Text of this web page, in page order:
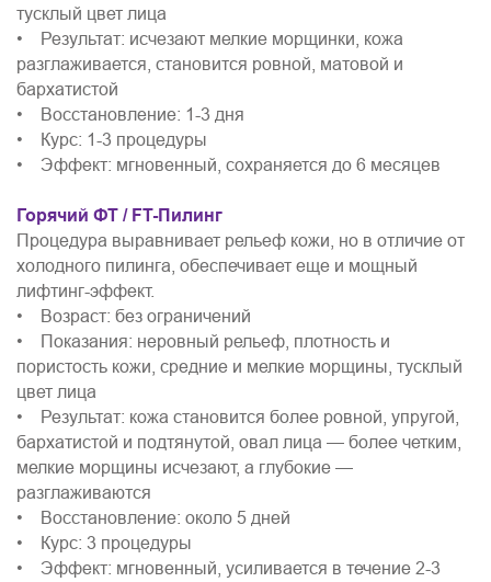
тусклый цвет лица
• Результат: исчезают мелкие морщинки, кожа
разглаживается, становится ровной, матовой и
бархатистой
• Восстановление: 1-3 дня
• Курс: 1-3 процедуры
• Эффект: мгновенный, сохраняется до 6 месяцев
Горячий ФТ / FT-Пилинг
Процедура выравнивает рельеф кожи, но в отличие от
холодного пилинга, обеспечивает еще и мощный
лифтинг-эффект.
• Возраст: без ограничений
• Показания: неровный рельеф, плотность и
пористость кожи, средние и мелкие морщины, тусклый
цвет лица
• Результат: кожа становится более ровной, упругой,
бархатистой и подтянутой, овал лица — более четким,
мелкие морщины исчезают, а глубокие —
разглаживаются
• Восстановление: около 5 дней
• Курс: 3 процедуры
• Эффект: мгновенный, усиливается в течение 2-3